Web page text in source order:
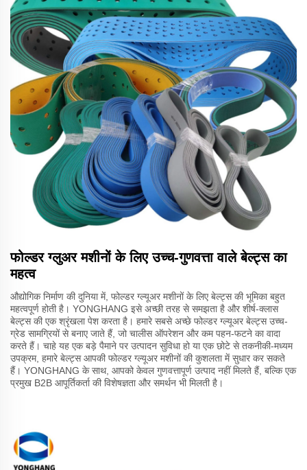
फोल्डर ग्लुअर मशीनों के लिए उच्च-गुणवत्ता वाले बेल्ट्स का
महत्व
औद्योगिक निर्माण की दुनिया में, फोल्डर ग्ल्यूअर मशीनों के लिए बेल्ट्स की भूमिका बहुत
महत्वपूर्ण होती है। YONGHANG इसे अच्छी तरह से समझता है और शीर्ष-क्लास
बेल्ट्स की एक श्रृंखला पेश करता है। हमारे सबसे अच्छे फोल्डर ग्ल्यूअर बेल्ट्स उच्च-
ग्रेड सामग्रियों से बनाए जाते हैं, जो चालीस ऑपरेशन और कम पहन-फटने का वादा
करते हैं। चाहे यह एक बड़े पैमाने पर उत्पादन सुविधा हो या एक छोटे से तकनीकी-मध्यम
उपक्रम, हमारे बेल्ट्स आपकी फोल्डर ग्ल्यूअर मशीनों की कुशलता में सुधार कर सकते
हैं। YONGHANG के साथ, आपको केवल गुणवत्तापूर्ण उत्पाद नहीं मिलते हैं, बल्कि एक
प्रमुख B2B आपूर्तिकर्ता की विशेषज्ञता और समर्थन भी मिलती है।